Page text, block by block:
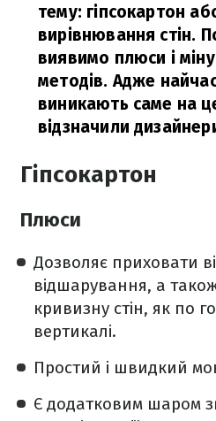
тему: гіпсокартон
вирівнювання стін.
виявимо плюси і
методів. Адже
виникають саме на
відзначили
Гіпсокартон
Плюси
Дозволяє приховати
відшарування, а
кривизну стін, як по
вертикалі.
Простий і швидкий
Є додатковим шаром